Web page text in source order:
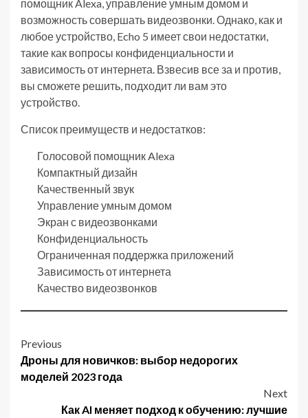
помощник Alexa, управление умным домом и
возможность совершать видеозвонки. Однако, как и
любое устройство, Echo 5 имеет свои недостатки,
такие как вопросы конфиденциальности и
зависимость от интернета. Взвесив все за и против,
вы сможете решить, подходит ли вам это
устройство.
Список преимуществ и недостатков:
Голосовой помощник Alexa
Компактный дизайн
Качественный звук
Управление умным домом
Экран с видеозвонками
Конфиденциальность
Ограниченная поддержка приложений
Зависимость от интернета
Качество видеозвонков
Post
navigation
Previous
Дроны для новичков: выбор недорогих
моделей 2023 года
Next
Как AI меняет подход к обучению: лучшие